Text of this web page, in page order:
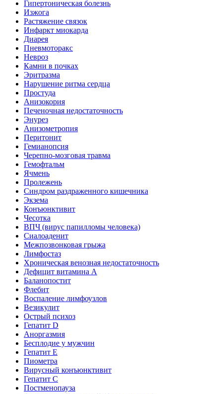
Гипертоническая болезнь
Изжога
Растяжение связок
Инфаркт миокарда
Диарея
Пневмоторакс
Невроз
Камни в почках
Эритразма
Нарушение ритма сердца
Простуда
Анизокория
Печеночная недостаточность
Энурез
Анизометропия
Перитонит
Гемианопсия
Черепно-мозговая травма
Гемофтальм
Ячмень
Пролежень
Синдром раздраженного кишечника
Экзема
Конъюнктивит
Чесотка
ВПЧ (вирус папилломы человека)
Сиалоаденит
Межпозвонковая грыжа
Лимфостаз
Хроническая венозная недостаточность
Дефицит витамина А
Баланопостит
Флебит
Воспаление лимфоузлов
Везикулит
Острый психоз
Гепатит D
Аноргазмия
Бесплодие у мужчин
Гепатит E
Пиометра
Вирусный конъюнктивит
Гепатит C
Постменопауза